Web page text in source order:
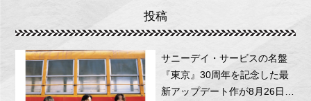
投稿
サニーデイ・サービスの名盤
『東京』30周年を記念した最
新アップデート作が8月26日に